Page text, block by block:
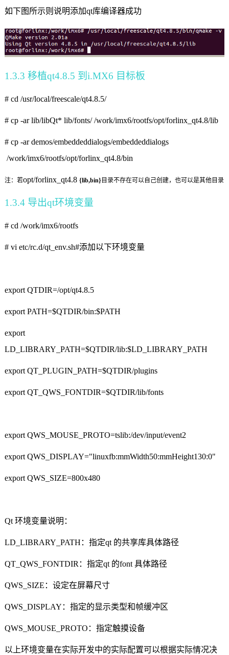
如下图所示则说明添加qt库编译器成功
1.3.3 移植qt4.8.5 到 i.MX6 目标板
# cd /usr/local/freescale/qt4.8.5/
# cp -ar lib/libQt* lib/fonts/ /work/imx6/rootfs/opt/forlinx_qt4.8/lib
# cp -ar demos/embeddeddialogs/embeddeddialogs
/work/imx6/rootfs/opt/forlinx_qt4.8/bin
注：若opt/forlinx_qt4.8 {lib,bin}目录不存在可以自己创建，也可以是其他目录
1.3.4 导出qt环境变量
# cd /work/imx6/rootfs
# vi etc/rc.d/qt_env.sh#添加以下环境变量
export QTDIR=/opt/qt4.8.5
export PATH=$QTDIR/bin:$PATH
export
LD_LIBRARY_PATH=$QTDIR/lib:$LD_LIBRARY_PATH
export QT_PLUGIN_PATH=$QTDIR/plugins
export QT_QWS_FONTDIR=$QTDIR/lib/fonts
export QWS_MOUSE_PROTO=tslib:/dev/input/event2
export QWS_DISPLAY="linuxfb:mmWidth50:mmHeight130:0"
export QWS_SIZE=800x480
Qt 环境变量说明：
LD_LIBRARY_PATH ：指定qt 的共享库具体路径
QT_QWS_FONTDIR ：指定qt 的font 具体路径
QWS_SIZE ：设定在屏幕尺寸
QWS_DISPLAY ：指定的显示类型和帧缓冲区
QWS_MOUSE_PROTO ：指定触摸设备
以上环境变量在实际开发中的实际配置可以根据实际情况决